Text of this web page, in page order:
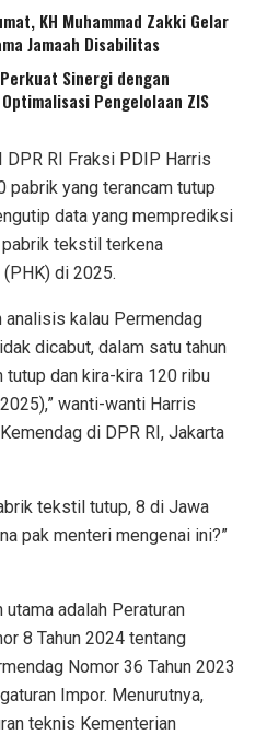
KH Muhammad Zakki Gelar
Jamaah Disabilitas
Sinergi dengan
Pengelolaan ZIS
DPR RI Fraksi PDIP Harris
pabrik yang terancam tutup
data yang memprediksi
tekstil terkena
di 2025.
analisis kalau Permendag
dicabut, dalam satu tahun
dan kira-kira 120 ribu
wanti-wanti Harris
di DPR RI, Jakarta
tekstil tutup, 8 di Jawa
pak menteri mengenai ini?”
adalah Peraturan
8 Tahun 2024 tentang
Nomor 36 Tahun 2023
Impor. Menurutnya,
teknis Kementerian